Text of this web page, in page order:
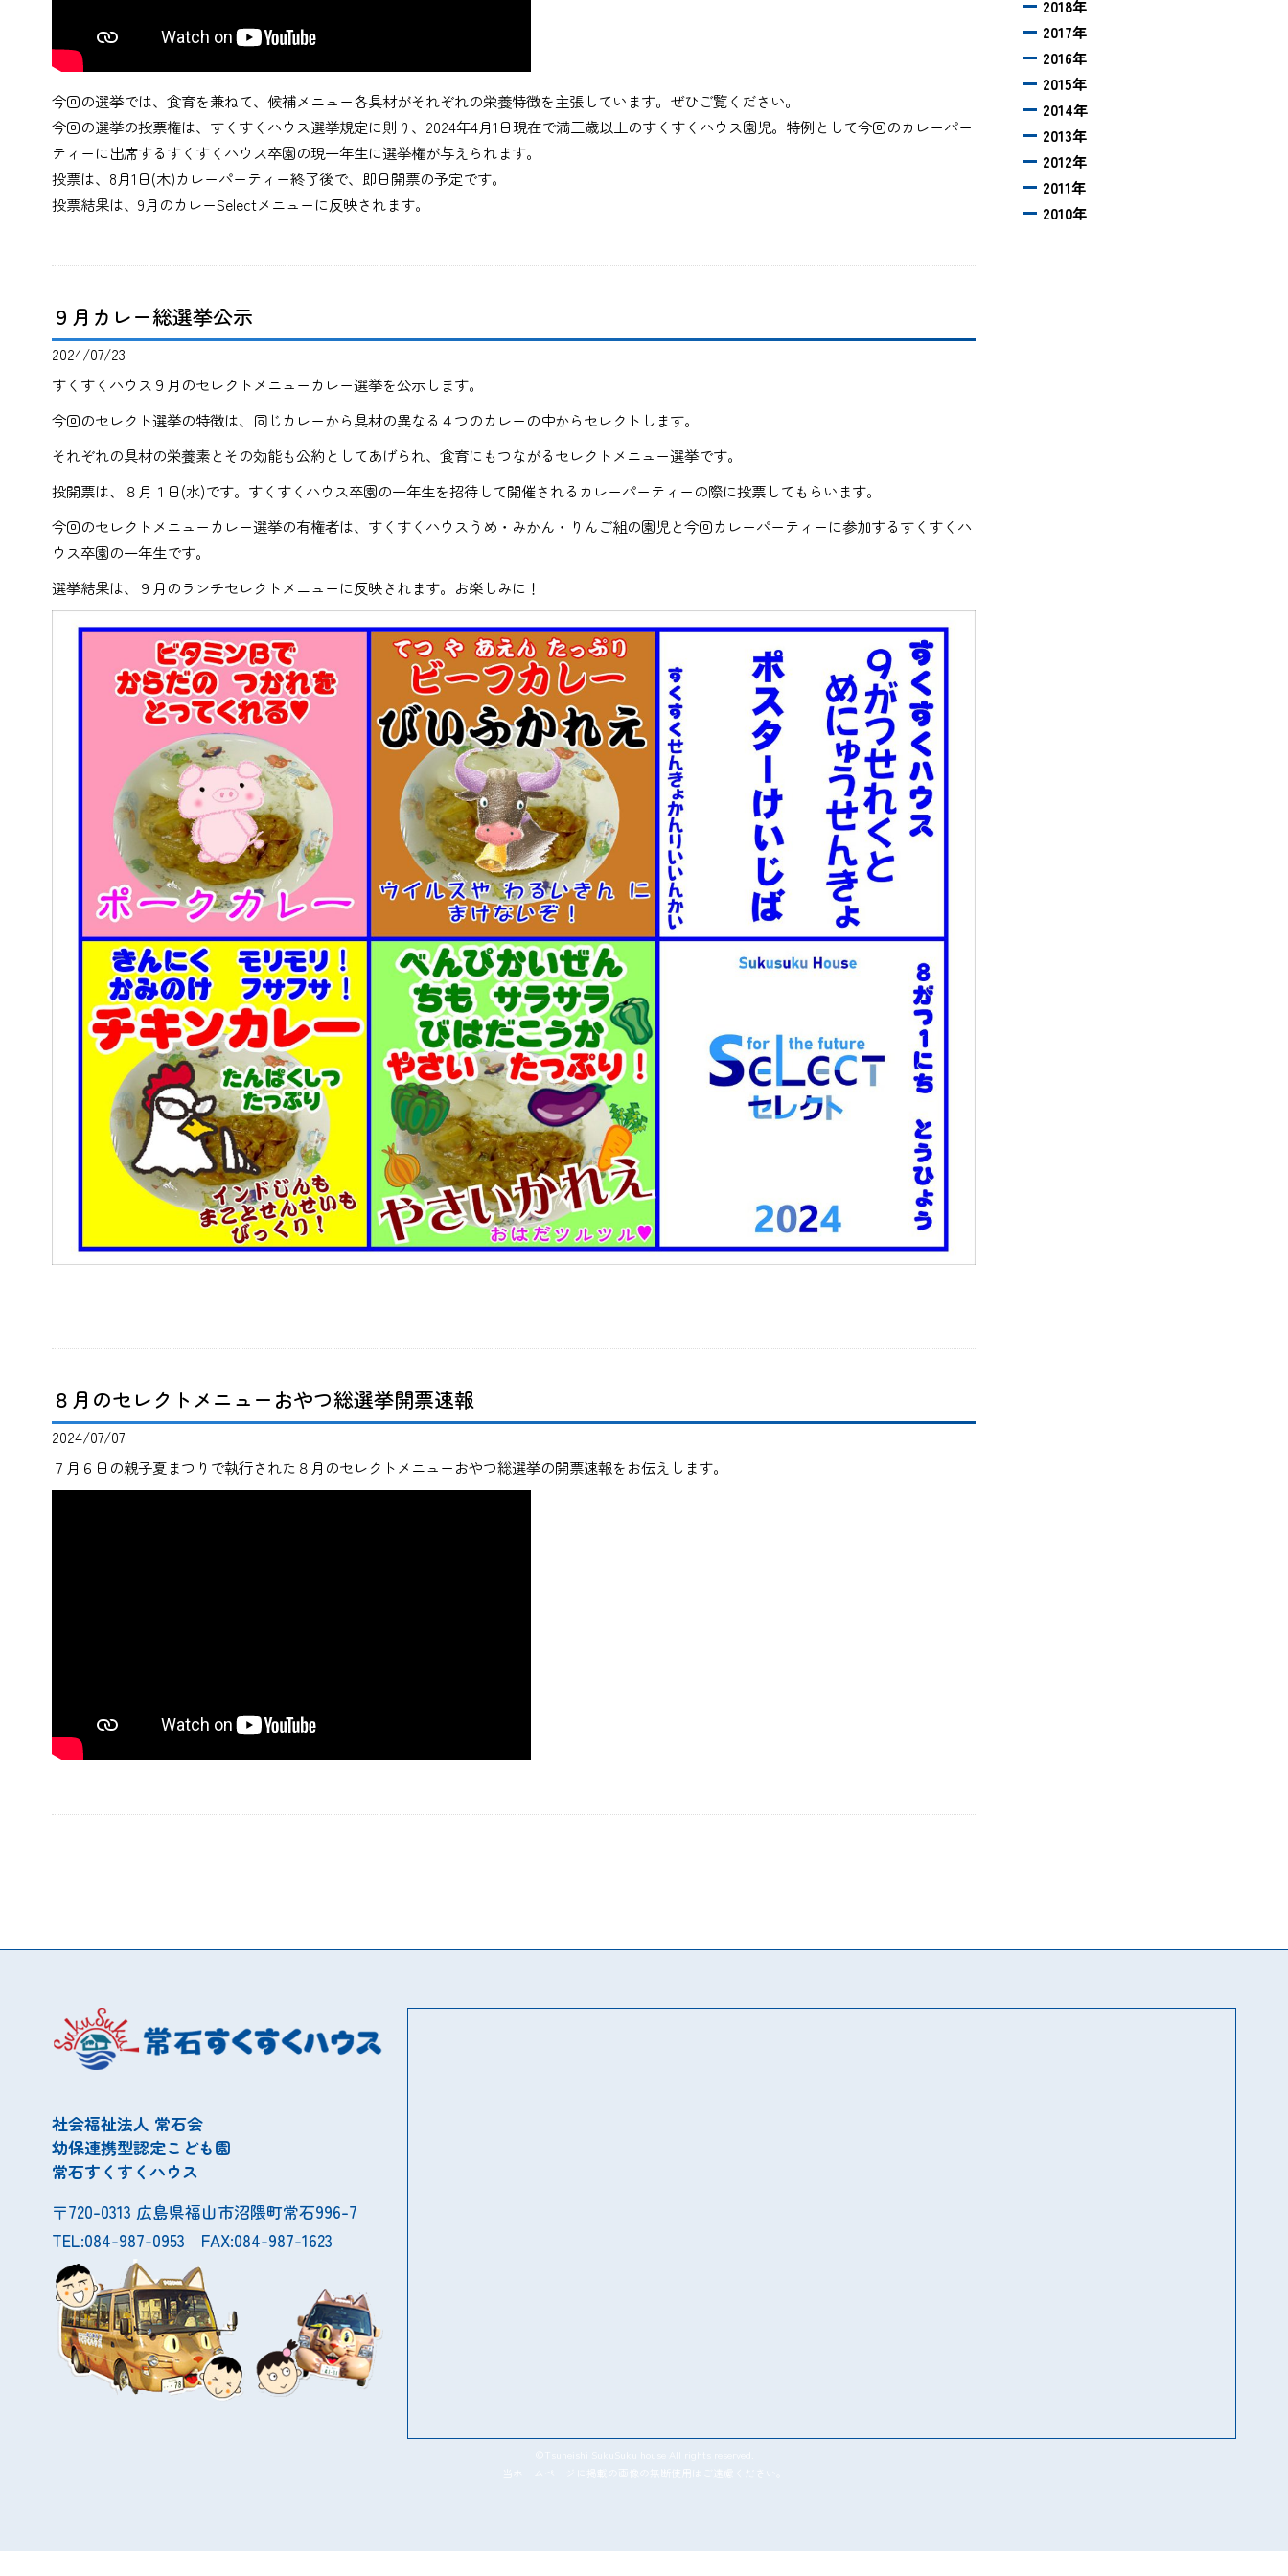
今回の選挙では、食育を兼ねて、候補メニュー各具材がそれぞれの栄養特徴を主張しています。ぜひご覧ください。
今回の選挙の投票権は、すくすくハウス選挙規定に則り、2024年4月1日現在で満三歳以上のすくすくハウス園児。特例として今回のカレーパー
ティーに出席するすくすくハウス卒園の現一年生に選挙権が与えられます。
投票は、8月1日(木)カレーパーティー終了後で、即日開票の予定です。
投票結果は、9月のカレーSelectメニューに反映されます。
９月カレー総選挙公示
2024/07/23
すくすくハウス９月のセレクトメニューカレー選挙を公示します。
今回のセレクト選挙の特徴は、同じカレーから具材の異なる４つのカレーの中からセレクトします。
それぞれの具材の栄養素とその効能も公約としてあげられ、食育にもつながるセレクトメニュー選挙です。
投開票は、８月１日(水)です。すくすくハウス卒園の一年生を招待して開催されるカレーパーティーの際に投票してもらいます。
今回のセレクトメニューカレー選挙の有権者は、すくすくハウスうめ・みかん・りんご組の園児と今回カレーパーティーに参加するすくすくハ
ウス卒園の一年生です。
選挙結果は、９月のランチセレクトメニューに反映されます。お楽しみに！
８月のセレクトメニューおやつ総選挙開票速報
2024/07/07
７月６日の親子夏まつりで執行された８月のセレクトメニューおやつ総選挙の開票速報をお伝えします。
2018年
2017年
2016年
2015年
2014年
2013年
2012年
2011年
2010年
社会福祉法人 常石会
幼保連携型認定こども園
常石すくすくハウス
〒720-0313 広島県福山市沼隈町常石996-7
TEL:084-987-0953 FAX:084-987-1623
©Tsuneishi SukuSuku house All rights reserved.
当ホームページに掲載の画像の無断使用はご遠慮ください。